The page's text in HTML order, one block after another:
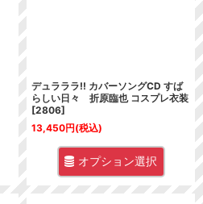
デュラララ!! カバーソングCD すば
らしい日々 折原臨也 コスプレ衣装
[2806]
13,450円(税込)
オプション選択